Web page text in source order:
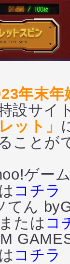
年末
設サイ
ット」
ことが
ゲーム
コチラ
たは コ
コチラ